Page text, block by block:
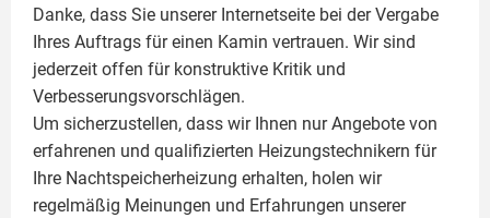
Danke, dass Sie unserer Internetseite bei der Vergabe
Ihres Auftrags für einen Kamin vertrauen. Wir sind
jederzeit offen für konstruktive Kritik und
Verbesserungsvorschlägen.
Um sicherzustellen, dass wir Ihnen nur Angebote von
erfahrenen und qualifizierten Heizungstechnikern für
Ihre Nachtspeicherheizung erhalten, holen wir
regelmäßig Meinungen und Erfahrungen unserer